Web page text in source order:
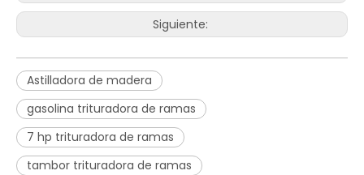
Siguiente:
Astilladora de madera
gasolina trituradora de ramas
7 hp trituradora de ramas
tambor trituradora de ramas